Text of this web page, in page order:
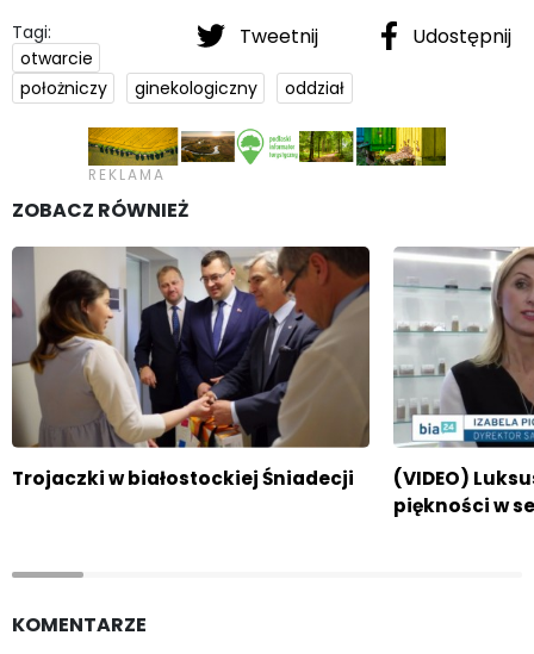
Tweetnij Udostępnij
Tagi:
otwarcie
położniczy
ginekologiczny oddział
ZOBACZ RÓWNIEŻ
Trojaczki w białostockiej Śniadecji
(VIDEO)
piękności w
KOMENTARZE